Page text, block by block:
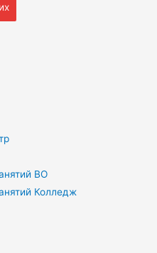
ВО
Колледж